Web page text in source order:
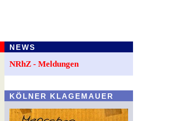
NEWS
NRhZ - Meldungen
KÖLNER KLAGEMAUER